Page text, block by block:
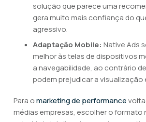
solução que parece uma
gera muito mais confiança do
agressivo.
Adaptação Mobile: Native Ads
melhor às telas de dispositivos
a navegabilidade, ao contrário
podem prejudicar a visualização
Para omarketing de performance
médias empresas, escolher o formato